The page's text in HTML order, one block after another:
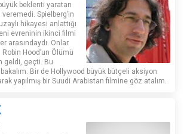
beklenti yaratan
Spielberg’in
hikayesi anlattığı
evreninin ikinci filmi
arasındaydı. Onlar
Hood’un Ölümü
geldi, geçti. Bu
Bir de Hollywood büyük bütçeli aksiyon
yapılmış bir Suudi Arabistan filmine göz atalım.